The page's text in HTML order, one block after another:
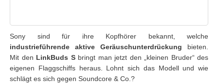
Sony sind für ihre Kopfhörer bekannt, welche
industrieführende aktive Geräuschunterdrückung bieten.
Mit den LinkBuds Sbringt man jetzt den „kleinen Bruder“ des
eigenen Flaggschiffs heraus. Lohnt sich das Modell und wie
schlägt es sich gegen Soundcore & Co.?